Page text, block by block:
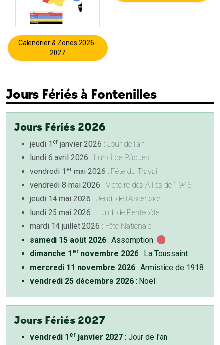
Calendrier & Zones 2026-
2027
Jours Fériés à Fontenilles
Jours Fériés 2026
jeudi 1 er janvier 2026 : Jour de l'an
lundi 6 avril 2026 : Lundi de Pâques
vendredi 1 er mai 2026 : Fête du Travail
vendredi 8 mai 2026 : Victoire des Alliés de 1945
jeudi 14 mai 2026 : Jeudi de l'Ascension
lundi 25 mai 2026 : Lundi de Pentecôte
mardi 14 juillet 2026 : Fête Nationale
samedi 15 août 2026 : Assomption
dimanche 1 er novembre 2026 : La Toussaint
mercredi 11 novembre 2026 : Armistice de 1918
vendredi 25 décembre 2026 : Noël
Jours Fériés 2027
vendredi 1 er janvier 2027 : Jour de l'an